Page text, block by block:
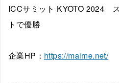
ICCサミット KYOTO 2024
トで優勝
企業HP： https://malme.net/